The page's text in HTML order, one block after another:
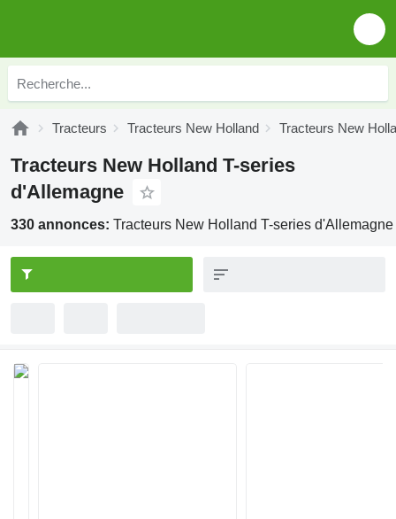
Tracteurs Tracteurs New Holland Tracteurs New
Tracteurs New Holland T-series
d'Allemagne
330 annonces: Tracteurs New Holland T-series d'Allemagne